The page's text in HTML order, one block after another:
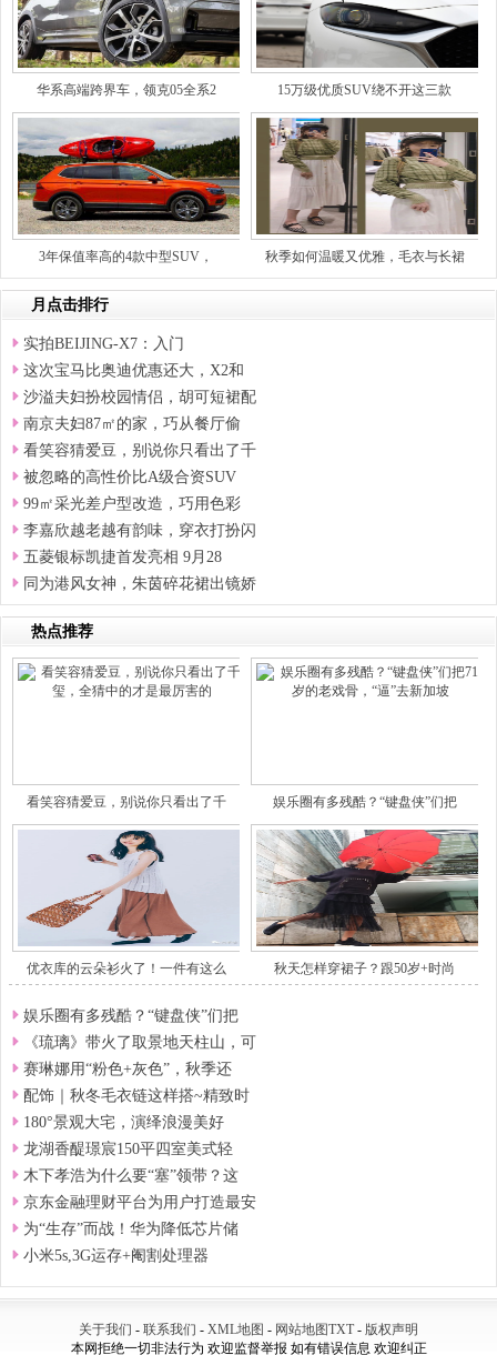
华系高端跨界车，领克05全系2 15万级优质SUV绕不开这三款
3年保值率高的4款中型SUV， 秋季如何温暖又优雅，毛衣与长裙
月点击排行
实拍BEIJING-X7：入门
这次宝马比奥迪优惠还大，X2和
沙溢夫妇扮校园情侣，胡可短裙配
南京夫妇87㎡的家，巧从餐厅偷
看笑容猜爱豆，别说你只看出了千
被忽略的高性价比A级合资SUV
99㎡采光差户型改造，巧用色彩
李嘉欣越老越有韵味，穿衣打扮闪
五菱银标凯捷首发亮相 9月28
同为港风女神，朱茵碎花裙出镜娇
热点推荐
看笑容猜爱豆，别说你只看出了千 娱乐圈有多残酷？“键盘侠”们把
优衣库的云朵衫火了！一件有这么 秋天怎样穿裙子？跟50岁+时尚
娱乐圈有多残酷？“键盘侠”们把
《琉璃》带火了取景地天柱山，可
赛琳娜用“粉色+灰色”，秋季还
配饰｜秋冬毛衣链这样搭~精致时
180°景观大宅，演绎浪漫美好
龙湖香醍璟宸150平四室美式轻
木下孝浩为什么要“塞”领带？这
京东金融理财平台为用户打造最安
为“生存”而战！华为降低芯片储
小米5s,3G运存+阉割处理器
关于我们 - 联系我们 - XML地图 - 网站地图TXT- 版权声明
本网拒绝一切非法行为 欢迎监督举报 如有错误信息 欢迎纠正